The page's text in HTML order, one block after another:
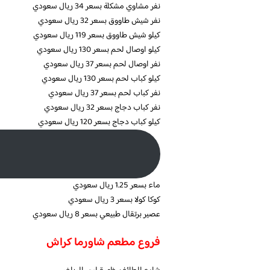
نفر مشاوي مشكلة بسعر 34 ريال سعودي
نفر شيش طاووق بسعر 32 ريال سعودي
كيلو شيش طاووق بسعر 119 ريال سعودي
كيلو اوصال لحم بسعر 130 ريال سعودي
نفر اوصال لحم بسعر 37 ريال سعودي
كيلو كباب لحم بسعر 130 ريال سعودي
نفر كباب لحم بسعر 37 ريال سعودي
نفر كباب دجاج بسعر 32 ريال سعودي
كيلو كباب دجاج بسعر 120 ريال سعودي
ماء بسعر 1.25 ريال سعودي
كوكا كولا بسعر 3 ريال سعودي
عصير برتقال طبيعي بسعر 8 ريال سعودي
فروع مطعم شاورما كراش